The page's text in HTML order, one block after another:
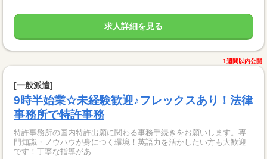
求人詳細を見る
1週間以内公開
[一般派遣]
9時半始業☆未経験歓迎♪フレックスあり！法律
事務所で特許事務
特許事務所の国内特許出願に関わる事務手続きをお願いします。専
門知識・ノウハウが身につく環境！英語力を活かしたい方も大歓迎
です！丁寧な指導があ...